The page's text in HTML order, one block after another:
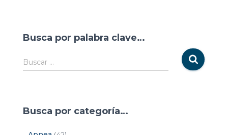
Busca por palabra clave…
Buscar …
Busca por categoría…